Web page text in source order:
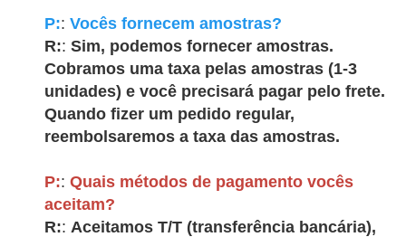
P:: Vocês fornecem amostras?
R:: Sim, podemos fornecer amostras.
Cobramos uma taxa pelas amostras (1-3
unidades) e você precisará pagar pelo frete.
Quando fizer um pedido regular,
reembolsaremos a taxa das amostras.
P:: Quais métodos de pagamento vocês
aceitam?
R:: Aceitamos T/T (transferência bancária),